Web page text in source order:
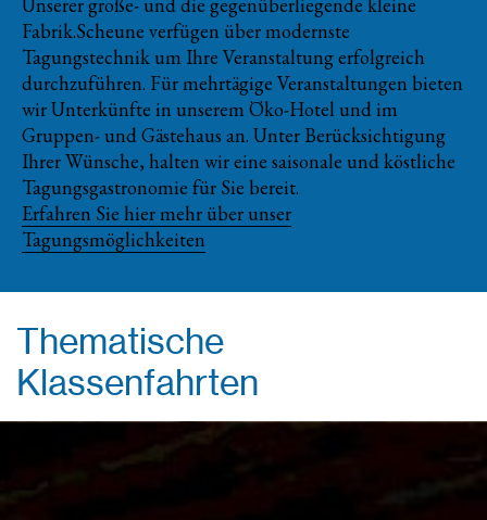
Fabrik.Scheune verfügen über modernste
Tagungstechnik um Ihre Veranstaltung erfolgreich
durchzuführen. Für mehrtägige Veranstaltungen bieten
wir Unterkünfte in unserem Öko-Hotel und im
Gruppen- und Gästehaus an. Unter Berücksichtigung
Ihrer Wünsche, halten wir eine saisonale und köstliche
Tagungsgastronomie für Sie bereit.
Erfahren Sie hier mehr über unser
Tagungsmöglichkeiten
Thematische
Klassenfahrten